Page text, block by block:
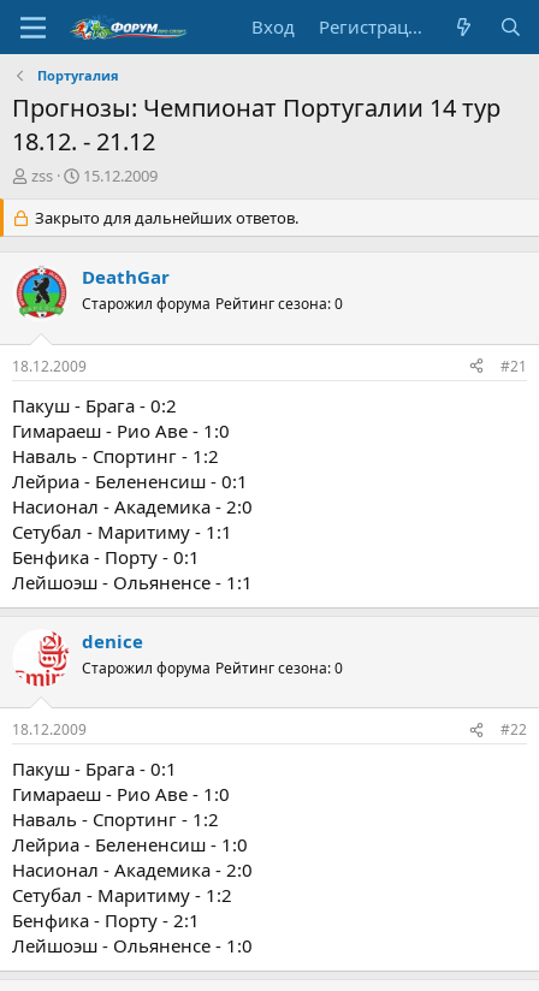
Вход Регистрация
Португалия
Прогнозы: Чемпионат Португалии 14 тур
18.12. - 21.12
А
т
о
р
т
е
м
ы
zss
Д
т
а
а
ч
л
а
15.12.2009
Закрыто для дальнейших ответов.
DeathGar
Старожил форума Рейтинг сезона: 0
18.12.2009 #21
Пакуш - Брага - 0:2
Гимараеш - Рио Аве - 1:0
Наваль - Спортинг - 1:2
Лейриа - Белененсиш - 0:1
Насионал - Академика - 2:0
Сетубал - Маритиму - 1:1
Бенфика - Порту - 0:1
Лейшоэш - Ольяненсе - 1:1
denice
Старожил форума Рейтинг сезона: 0
18.12.2009 #22
Пакуш - Брага - 0:1
Гимараеш - Рио Аве - 1:0
Наваль - Спортинг - 1:2
Лейриа - Белененсиш - 1:0
Насионал - Академика - 2:0
Сетубал - Маритиму - 1:2
Бенфика - Порту - 2:1
Лейшоэш - Ольяненсе - 1:0